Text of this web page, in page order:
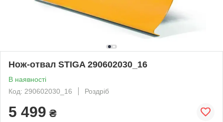
Нож-отвал STIGA 290602030_16
В наявності
Код: 290602030_16
Роздріб
5 499 ₴